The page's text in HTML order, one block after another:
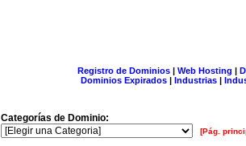
Registro de Dominios| Web Hosting |
Dominios Expirados | Industrias |
Categorías de Dominio:
[Pág.